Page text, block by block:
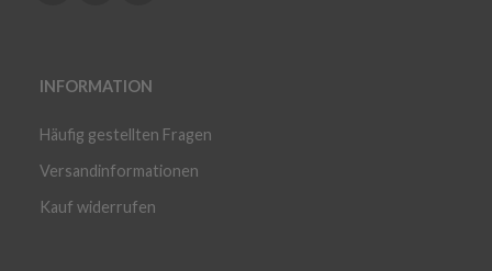
INFORMATION
Häufig gestellten Fragen
Versandinformationen
Kauf widerrufen